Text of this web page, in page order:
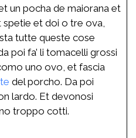
un pocha de maiorana et
et doi o tre ova,
tutte queste cose
poi fa’ li tomacelli grossi
uno ovo, et fascia
del porcho. Da poi
lardo. Et devonosi
troppo cotti.